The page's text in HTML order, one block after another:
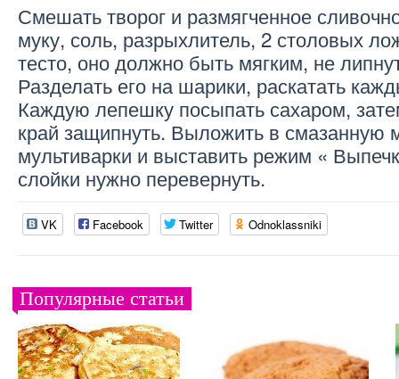
Смешать творог и размягченное
муку, соль, разрыхлитель, 2 столовых
тесто, оно должно быть мягким, не
Разделать его на шарики, раскатать
Каждую лепешку посыпать сахаром,
край защипнуть. Выложить в смазанную
мультиварки и выставить режим «
слойки нужно перевернуть.
VK Facebook Twitter Odnoklassniki
Популярные статьи